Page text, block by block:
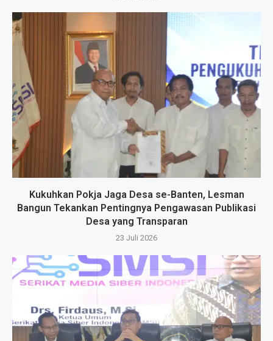
Kukuhkan Pokja Jaga Desa se-Banten, Lesman
Bangun Tekankan Pentingnya Pengawasan Publikasi
Desa yang Transparan
23 Juli 2026